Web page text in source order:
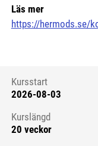
Läs mer
https://hermods.se/
Kursstart 6230579
Kursstart
2026-08-03
Kurslängd
20 veckor